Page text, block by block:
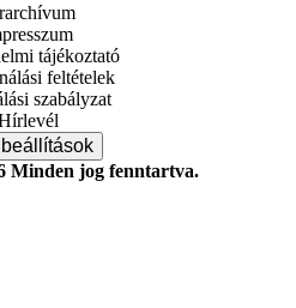
tájékoztató
feltételek
szabályzat
Minden jog fenntartva.